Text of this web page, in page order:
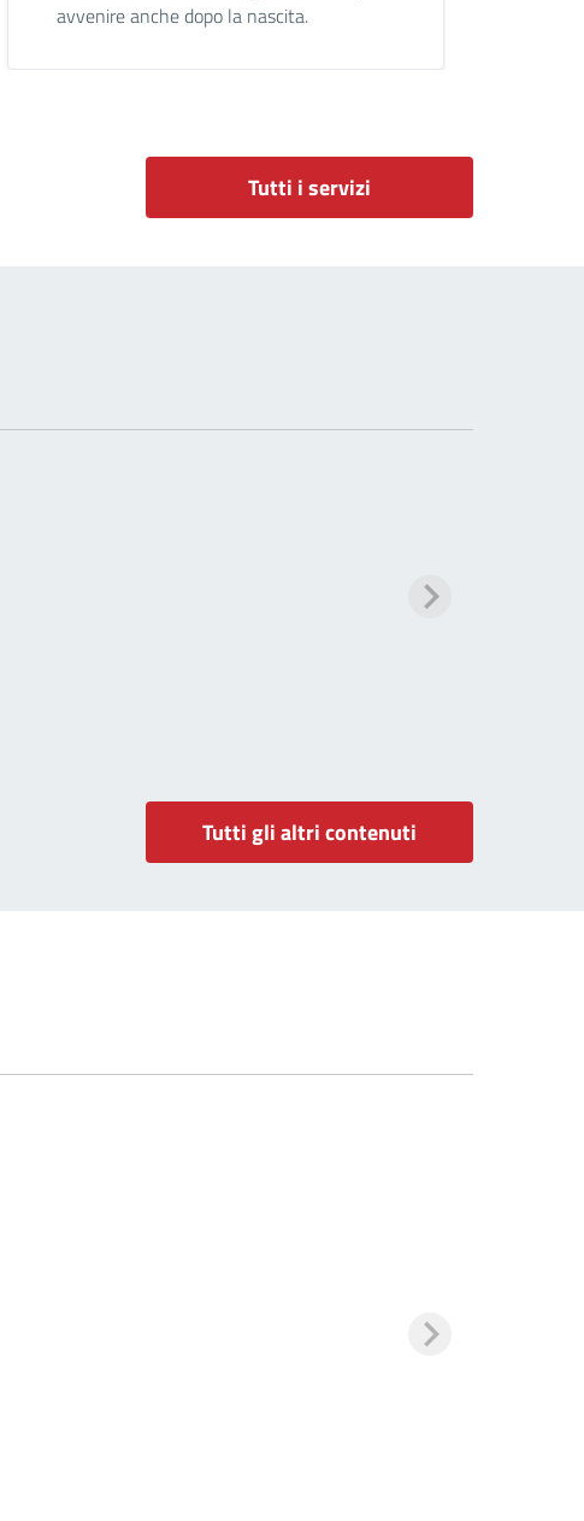
avvenire anche dopo la nascita.
Tutti i servizi
Tutti gli altri contenuti